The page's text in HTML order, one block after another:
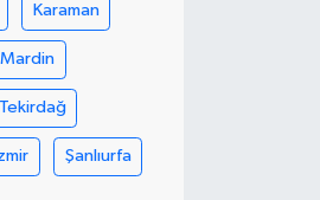
Karaman
Mardin
Tekirdağ
Şanlıurfa